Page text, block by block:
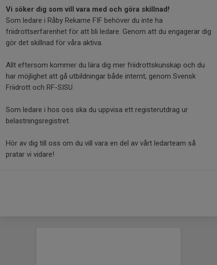
Vi söker dig som vill vara med och göra skillnad!
Som ledare i Råby Rekarne FIF behöver du inte ha
friidrottserfarenhet för att bli ledare. Genom att du engagerar dig
gör det skillnad för våra aktiva.
Allt eftersom kommer du lära dig mer friidrottskunskap och du
har möjlighet att gå utbildningar både internt, genom Svensk
Friidrott och RF-SISU.
Som ledare i hos oss ska du uppvisa ett registerutdrag ur
belastningsregistret.
Hör av dig till oss om du vill vara en del av vårt ledarteam så
pratar vi vidare!